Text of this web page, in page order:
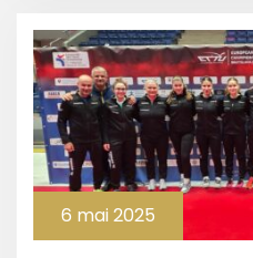
6 mai 2025